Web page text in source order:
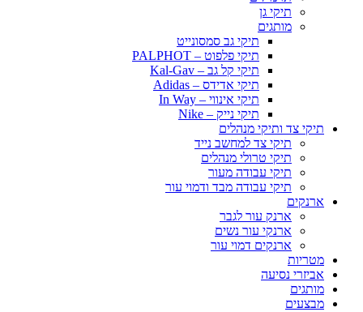
תיקי גן
מותגים
תיקי גב סמסונייט
תיקי פלפוט – PALPHOT
תיקי קל גב – Kal-Gav
תיקי אדידס – Adidas
תיקי אינווי – In Way
תיקי נייק – Nike
תיקי צד ותיקי מנהלים
תיקי צד למחשב נייד
תיקי טרולי מנהלים
תיקי עבודה מעור
תיקי עבודה מבד ודמוי עור
ארנקים
ארנק עור לגבר
ארנקי עור נשים
ארנקים דמוי עור
מטריות
אביזרי נסיעה
מותגים
מבצעים